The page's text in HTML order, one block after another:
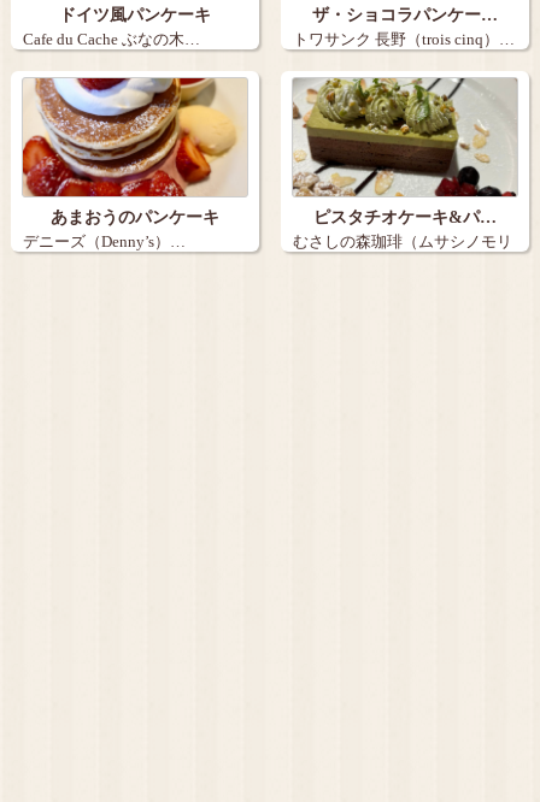
ドイツ風パンケーキ
Cafe du Cache ぶなの木…
ザ・ショコラパンケー…
トワサンク 長野（trois cinq）…
あまおうのパンケーキ
デニーズ（Denny’s）…
ピスタチオケーキ&パ…
むさしの森珈琲（ムサシノモリ